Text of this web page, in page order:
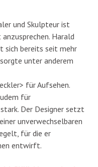
und Skulpteur ist
Harald
sich bereits seit mehr
unter anderem
für Aufsehen.
für
Der Designer setzt
unverwechselbaren
für die er
entwirft.